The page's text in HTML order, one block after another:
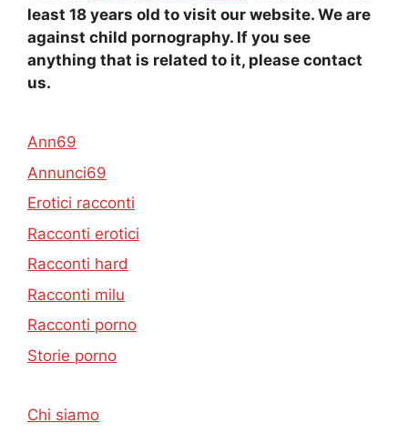
least 18 years old to visit our website. We are
against child pornography. If you see
anything that is related to it, please contact
us.
Ann69
Annunci69
Erotici racconti
Racconti erotici
Racconti hard
Racconti milu
Racconti porno
Storie porno
Chi siamo